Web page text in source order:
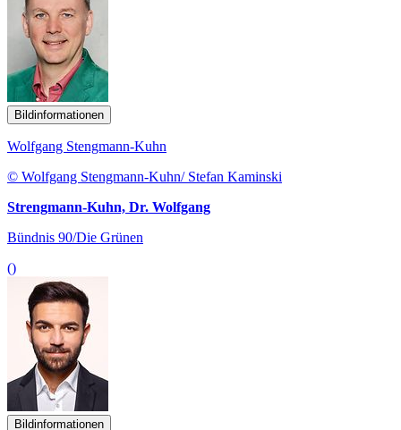
Bildinformationen
Wolfgang Stengmann-Kuhn
© Wolfgang Stengmann-Kuhn/ Stefan Kaminski
Strengmann-Kuhn, Dr. Wolfgang
Bündnis 90/Die Grünen
()
Bildinformationen